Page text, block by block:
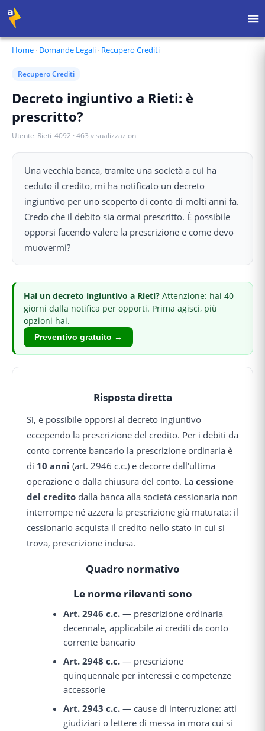
Home · Domande Legali · Recupero Crediti
Recupero Crediti
Decreto ingiuntivo a Rieti: è
prescritto?
Utente_Rieti_4092 · 463 visualizzazioni
Una vecchia banca, tramite una società a cui ha
ceduto il credito, mi ha notificato un decreto
ingiuntivo per uno scoperto di conto di molti anni fa.
Credo che il debito sia ormai prescritto. È possibile
opporsi facendo valere la prescrizione e come devo
muovermi?
Hai un decreto ingiuntivo a Rieti? Attenzione: hai 40
giorni dalla notifica per opporti. Prima agisci, più
opzioni hai.
Preventivo gratuito →
Risposta diretta
Sì, è possibile opporsi al decreto ingiuntivo
eccependo la prescrizione del credito. Per i debiti da
conto corrente bancario la prescrizione ordinaria è
di 10 anni (art. 2946 c.c.) e decorre dall'ultima
operazione o dalla chiusura del conto. La cessione
del credito dalla banca alla società cessionaria non
interrompe né azzera la prescrizione già maturata: il
cessionario acquista il credito nello stato in cui si
trova, prescrizione inclusa.
Quadro normativo
Le norme rilevanti sono
Art. 2946 c.c. — prescrizione ordinaria
decennale, applicabile ai crediti da conto
corrente bancario
Art. 2948 c.c. — prescrizione
quinquennale per interessi e competenze
accessorie
Art. 2943 c.c. — cause di interruzione: atti
giudiziari o lettere di messa in mora cui si